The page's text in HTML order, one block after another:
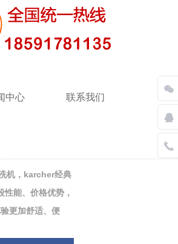
中心 联系我们
机，karcher经典
能、价格优势，
更加舒适、便